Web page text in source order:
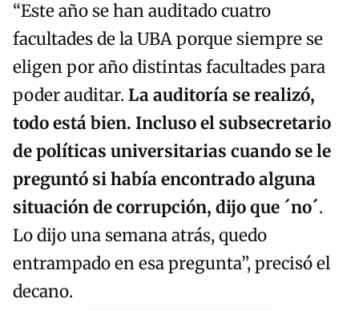
“Este año se han auditado cuatro
facultades de la UBA porque siempre se
eligen por año distintas facultades para
poder auditar. La auditoría se realizó,
todo está bien. Incluso el subsecretario
de políticas universitarias cuando se le
preguntó si había encontrado alguna
situación de corrupción, dijo que ´no´.
Lo dijo una semana atrás, quedo
entrampado en esa pregunta”, precisó el
decano.